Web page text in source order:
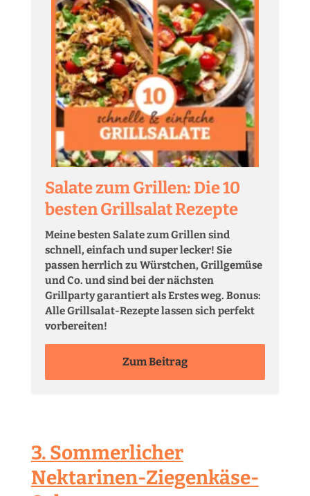
Salate zum Grillen: Die 10
besten Grillsalat Rezepte
Meine besten Salate zum Grillen sind
schnell, einfach und super lecker! Sie
passen herrlich zu Würstchen, Grillgemüse
und Co. und sind bei der nächsten
Grillparty garantiert als Erstes weg. Bonus:
Alle Grillsalat-Rezepte lassen sich perfekt
vorbereiten!
Zum Beitrag
3. Sommerlicher
Nektarinen-Ziegenkäse-